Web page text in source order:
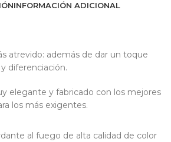
INFORMACIÓN ADICIONAL
atrevido: además de dar un toque
diferenciación.
elegante y fabricado con los mejores
los más exigentes.
al fuego de alta calidad de color